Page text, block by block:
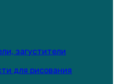
загустители
для рисования